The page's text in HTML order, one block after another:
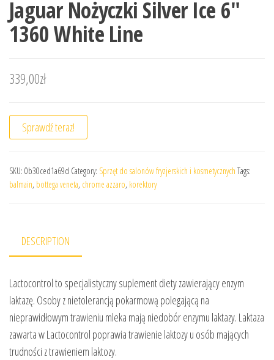
Jaguar Nożyczki Silver Ice 6″
1360 White Line
339,00zł
Sprawdź teraz!
SKU: 0b30ced1a69d Category: Sprzęt do salonów fryzjerskich i kosmetycznych Tags:
balmain, bottega veneta, chrome azzaro, korektory
DESCRIPTION
Lactocontrol to specjalistyczny suplement diety zawierający enzym
laktazę. Osoby z nietolerancją pokarmową polegającą na
nieprawidłowym trawieniu mleka mają niedobór enzymu laktazy. Laktaza
zawarta w Lactocontrol poprawia trawienie laktozy u osób mających
trudności z trawieniem laktozy.